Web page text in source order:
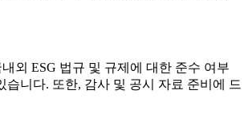
외 ESG 법규 및 규제에 대한 준수 여부
니다. 또한, 감사 및 공시 자료 준비에 드